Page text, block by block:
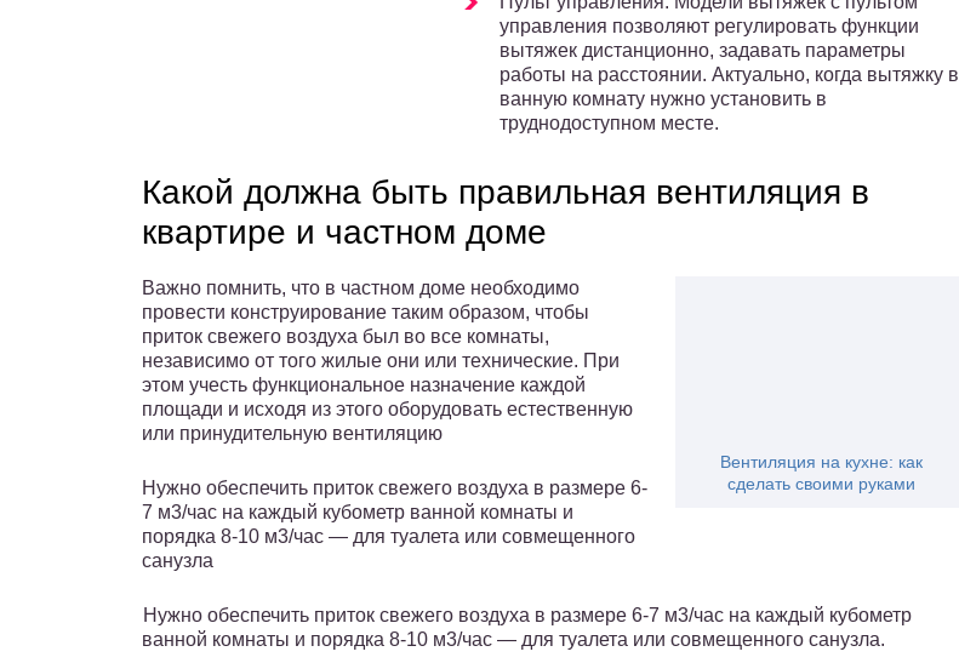
управления позволяют регулировать функции
вытяжек дистанционно, задавать параметры
работы на расстоянии. Актуально, когда вытяжку в
ванную комнату нужно установить в
труднодоступном месте.
Какой должна быть правильная вентиляция в
квартире и частном доме
Вентиляция на кухне: как
сделать своими руками
Важно помнить, что в частном доме необходимо
провести конструирование таким образом, чтобы
приток свежего воздуха был во все комнаты,
независимо от того жилые они или технические. При
этом учесть функциональное назначение каждой
площади и исходя из этого оборудовать естественную
или принудительную вентиляцию
Нужно обеспечить приток свежего воздуха в размере 6-
7 м3/час на каждый кубометр ванной комнаты и
порядка 8-10 м3/час — для туалета или совмещенного
санузла
Нужно обеспечить приток свежего воздуха в размере 6-7 м3/час на каждый кубометр
ванной комнаты и порядка 8-10 м3/час — для туалета или совмещенного санузла.